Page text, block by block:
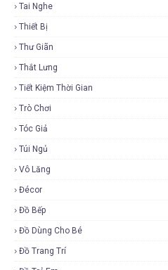
Tai Nghe
Thiết Bị
Thư Giãn
Thắt Lưng
Tiết Kiệm Thời Gian
Trò Chơi
Tóc Giả
Túi Ngủ
Vô Lăng
Đécor
Đồ Bếp
Đồ Dùng Cho Bé
Đồ Trang Trí